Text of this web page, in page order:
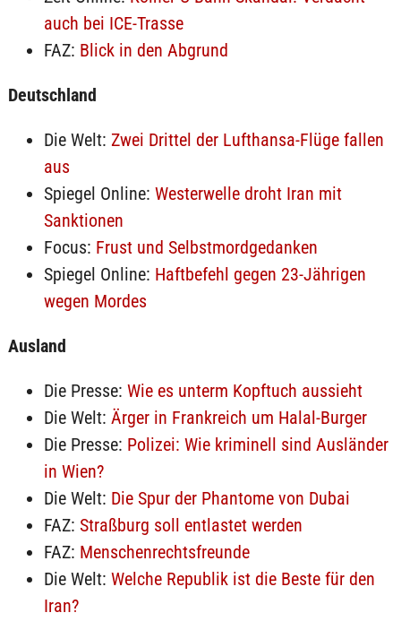
auch bei ICE-Trasse
FAZ: Blick in den Abgrund
Deutschland
Die Welt: Zwei Drittel der Lufthansa-Flüge fallen
aus
Spiegel Online: Westerwelle droht Iran mit
Sanktionen
Focus: Frust und Selbstmordgedanken
Spiegel Online: Haftbefehl gegen 23-Jährigen
wegen Mordes
Ausland
Die Presse: Wie es unterm Kopftuch aussieht
Die Welt: Ärger in Frankreich um Halal-Burger
Die Presse: Polizei: Wie kriminell sind Ausländer
in Wien?
Die Welt: Die Spur der Phantome von Dubai
FAZ: Straßburg soll entlastet werden
FAZ: Menschenrechtsfreunde
Die Welt: Welche Republik ist die Beste für den
Iran?